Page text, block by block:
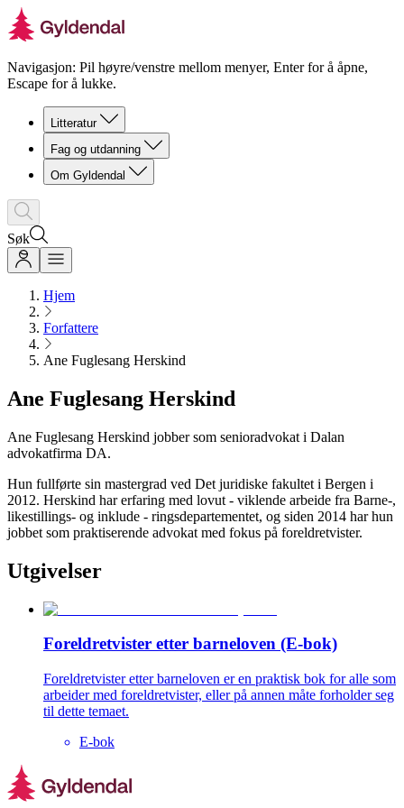
Navigasjon: Pil høyre/venstre mellom menyer, Enter for å åpne,
Escape for å lukke.
Litteratur
Fag og utdanning
Om Gyldendal
Søk
Hjem
Forfattere
Ane Fuglesang Herskind
Ane Fuglesang Herskind
Ane Fuglesang Herskind jobber som senioradvokat i Dalan
advokatfirma DA.
Hun fullførte sin mastergrad ved Det juridiske fakultet i Bergen i
2012. Herskind har erfaring med lovut - viklende arbeide fra Barne-,
likestillings- og inklude - ringsdepartementet, og siden 2014 har hun
jobbet som praktiserende advokat med fokus på foreldretvister.
Utgivelser
Foreldretvister etter barneloven (E-bok)
Foreldretvister etter barneloven er en praktisk bok for alle som
arbeider med foreldretvister, eller på annen måte forholder seg
til dette temaet.
E-bok